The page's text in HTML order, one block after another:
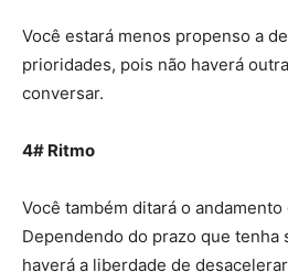
Você estará menos propenso a
prioridades, pois não haverá
conversar.
4# Ritmo
Você também ditará o andamento
Dependendo do prazo que tenha
haverá a liberdade de